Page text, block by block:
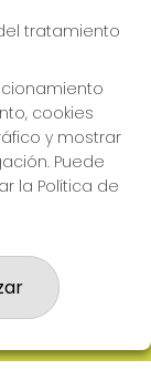
del tratamiento
cookies
y mostrar
Puede
la Política de